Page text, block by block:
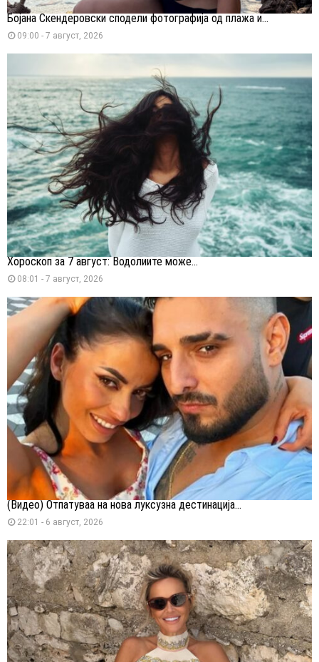
Бојана Скендеровски сподели фотографија од плажа и...
09:00 - 7 август, 2026
Хороскоп за 7 август: Водолиите може...
08:01 - 7 август, 2026
(Видео) Отпатуваа на нова луксузна дестинација...
22:01 - 6 август, 2026